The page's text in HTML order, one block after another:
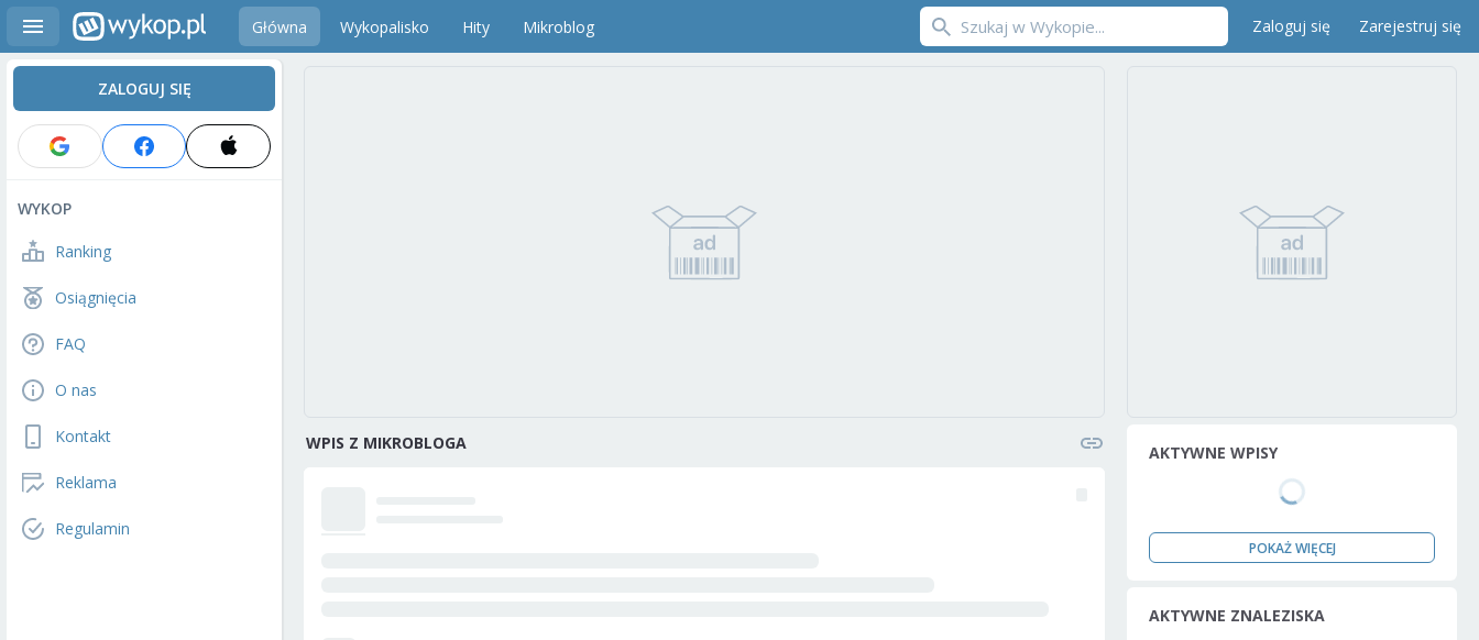
Główna Wykopalisko Hity Mikroblog Zaloguj się Zarejestruj się
ZALOGUJ SIĘ
WYKOP
Ranking
Osiągnięcia
FAQ
O nas
Kontakt
Reklama
Regulamin
WPIS Z MIKROBLOGA AKTYWNE WPISY
POKAŻ WIĘCEJ
AKTYWNE ZNALEZISKA